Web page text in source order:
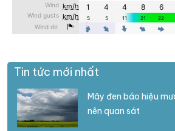
Tin tức mới nhất
Mây đen báo hiệu
nên quan sát